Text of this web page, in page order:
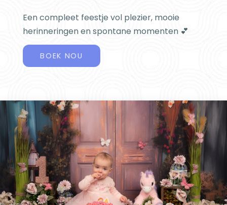
Een compleet feestje vol plezier, mooie
herinneringen en spontane momenten 💕
BOEK NOU